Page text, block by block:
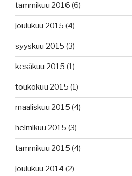
tammikuu 2016 (6)
joulukuu 2015 (4)
syyskuu 2015 (3)
kesäkuu 2015 (1)
toukokuu 2015 (1)
maaliskuu 2015 (4)
helmikuu 2015 (3)
tammikuu 2015 (4)
joulukuu 2014 (2)